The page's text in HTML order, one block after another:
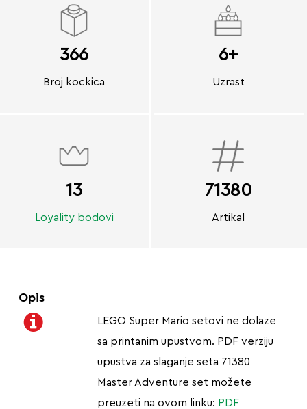
366
Broj kockica
6+
Uzrast
13
Loyality bodovi
71380
Artikal
Opis
LEGO Super Mario setovi ne dolaze
sa printanim upustvom. PDF verziju
upustva za slaganje seta 71380
Master Adventure set možete
preuzeti na ovom linku: PDF